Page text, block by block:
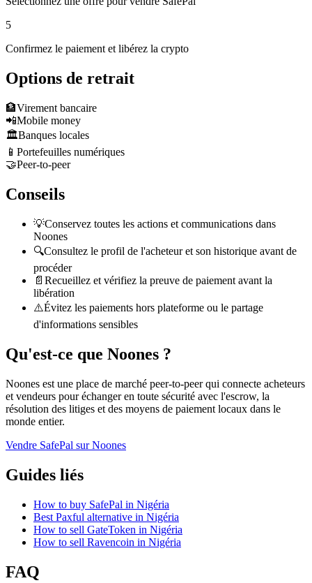
5
Confirmez le paiement et libérez la crypto
Options de retrait
🏦Virement bancaire
📲Mobile money
🏛️Banques locales
📱 Portefeuilles numériques
🤝Peer-to-peer
Conseils
💡Conservez toutes les actions et communications dans
Noones
🔍Consultez le profil de l'acheteur et son historique avant de
procéder
📄 Recueillez et vérifiez la preuve de paiement avant la
libération
⚠️Évitez les paiements hors plateforme ou le partage
d'informations sensibles
Qu'est-ce que Noones ?
Noones est une place de marché peer-to-peer qui connecte acheteurs
et vendeurs pour échanger en toute sécurité avec l'escrow, la
résolution des litiges et des moyens de paiement locaux dans le
monde entier.
Vendre SafePal sur Noones
Guides liés
How to buy SafePal in Nigéria
Best Paxful alternative in Nigéria
How to sell GateToken in Nigéria
How to sell Ravencoin in Nigéria
FAQ